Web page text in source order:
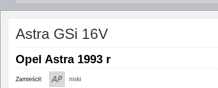
Astra GSi 16V
Opel Astra 1993 r
Zamieścił: niski